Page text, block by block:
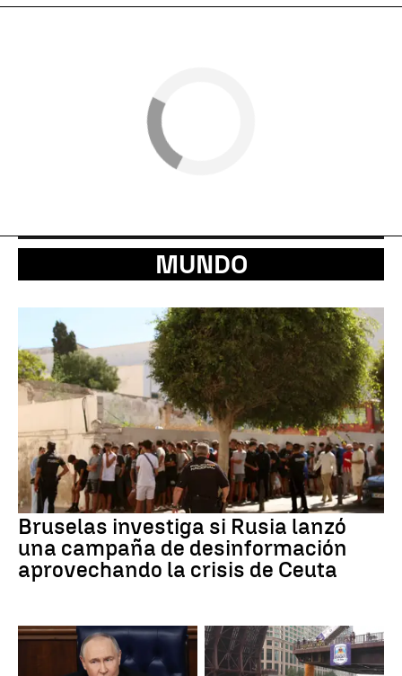
MUNDO
Bruselas investiga si Rusia lanzó
una campaña de desinformación
aprovechando la crisis de Ceuta